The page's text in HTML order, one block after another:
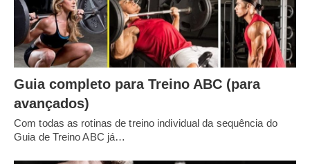
Guia completo para Treino ABC (para
avançados)
Com todas as rotinas de treino individual da sequência do
Guia de Treino ABC já…